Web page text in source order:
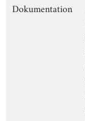
Dokumentation